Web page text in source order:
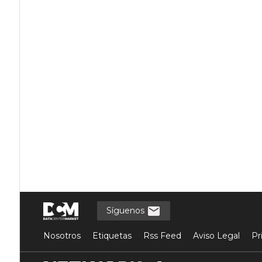
Síguenos
Nosotros Etiquetas Rss Feed Aviso Legal